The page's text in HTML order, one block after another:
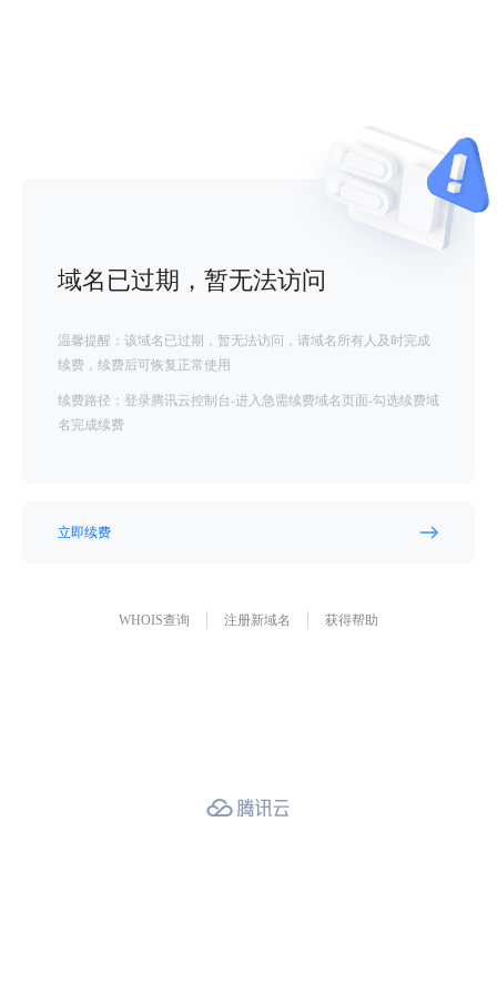
域名已过期，暂无法访问
温馨提醒：该域名已过期，暂无法访问，请域名所有人及时完成
续费，续费后可恢复正常使用
续费路径：登录腾讯云控制台-进入急需续费域名页面-勾选续费域
名完成续费
立即续费
WHOIS查询 注册新域名 获得帮助